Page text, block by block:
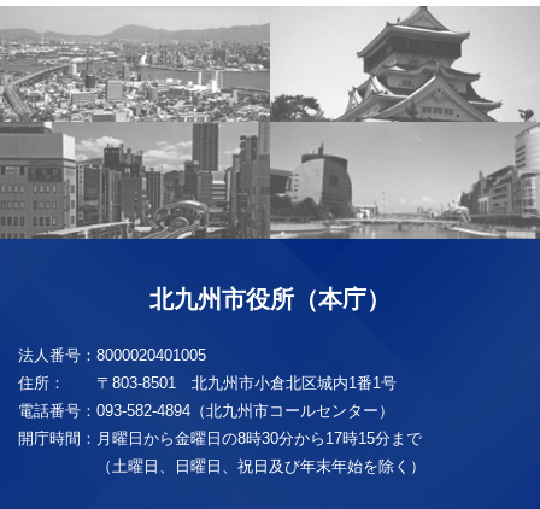
北九州市役所（本庁）
法人番号： 8000020401005
住所：
〒803-8501 北九州市小倉北区城内1番1号
電話番号： 093-582-4894（北九州市コールセンター）
開庁時間： 月曜日から金曜日の8時30分から17時15分まで
（土曜日、日曜日、祝日及び年末年始を除く）